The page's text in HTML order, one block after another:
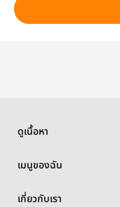
ดูเนื้อหา
เมนูของฉัน
เกี่ยวกับเรา